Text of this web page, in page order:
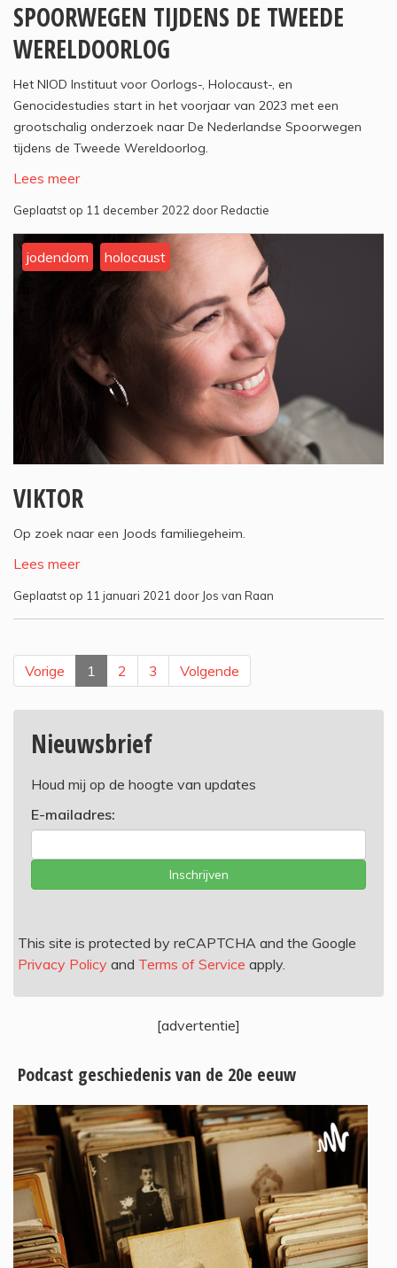
SPOORWEGEN TIJDENS DE TWEEDE
WERELDOORLOG
Het NIOD Instituut voor Oorlogs-, Holocaust-, en
Genocidestudies start in het voorjaar van 2023 met een
grootschalig onderzoek naar De Nederlandse Spoorwegen
tijdens de Tweede Wereldoorlog.
Lees meer
Geplaatst op 11 december 2022 door Redactie
jodendom holocaust
VIKTOR
Op zoek naar een Joods familiegeheim.
Lees meer
Geplaatst op 11 januari 2021 door Jos van Raan
Vorige 1 2 3 Volgende
Nieuwsbrief
Houd mij op de hoogte van updates
E-mailadres:
Inschrijven
This site is protected by reCAPTCHA and the Google
Privacy Policy and Terms of Service apply.
[advertentie]
Podcast geschiedenis van de 20e eeuw